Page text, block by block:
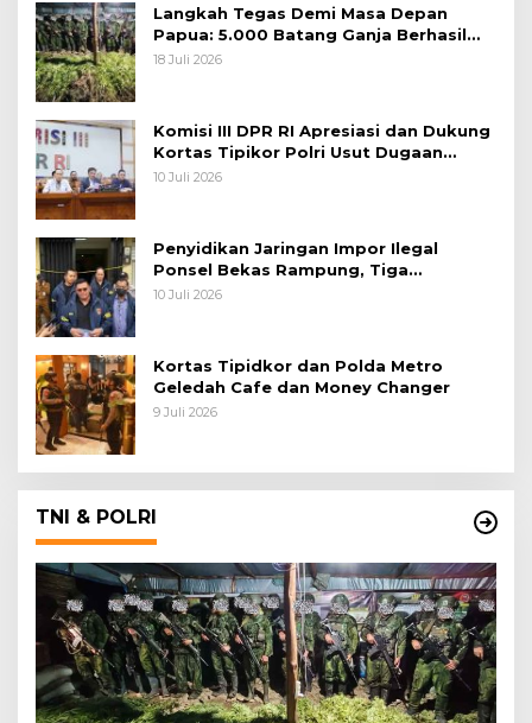
Langkah Tegas Demi Masa Depan
Papua: 5.000 Batang Ganja Berhasil
Diungkap Koops TNI Habema
18 Juli 2026
Komisi III DPR RI Apresiasi dan Dukung
Kortas Tipikor Polri Usut Dugaan
Korupsi Batu Bara
10 Juli 2026
Penyidikan Jaringan Impor Ilegal
Ponsel Bekas Rampung, Tiga
Tersangka Sudah P-21 dan Satu Buron
10 Juli 2026
Kortas Tipidkor dan Polda Metro
Geledah Cafe dan Money Changer
9 Juli 2026
TNI & POLRI